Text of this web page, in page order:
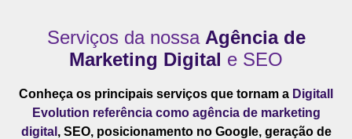
Serviços da nossa Agência de
Marketing Digital e SEO
Conheça os principais serviços que tornam a Digitall
Evolution referência como agência de marketing
digital , SEO, posicionamento no Google, geração de